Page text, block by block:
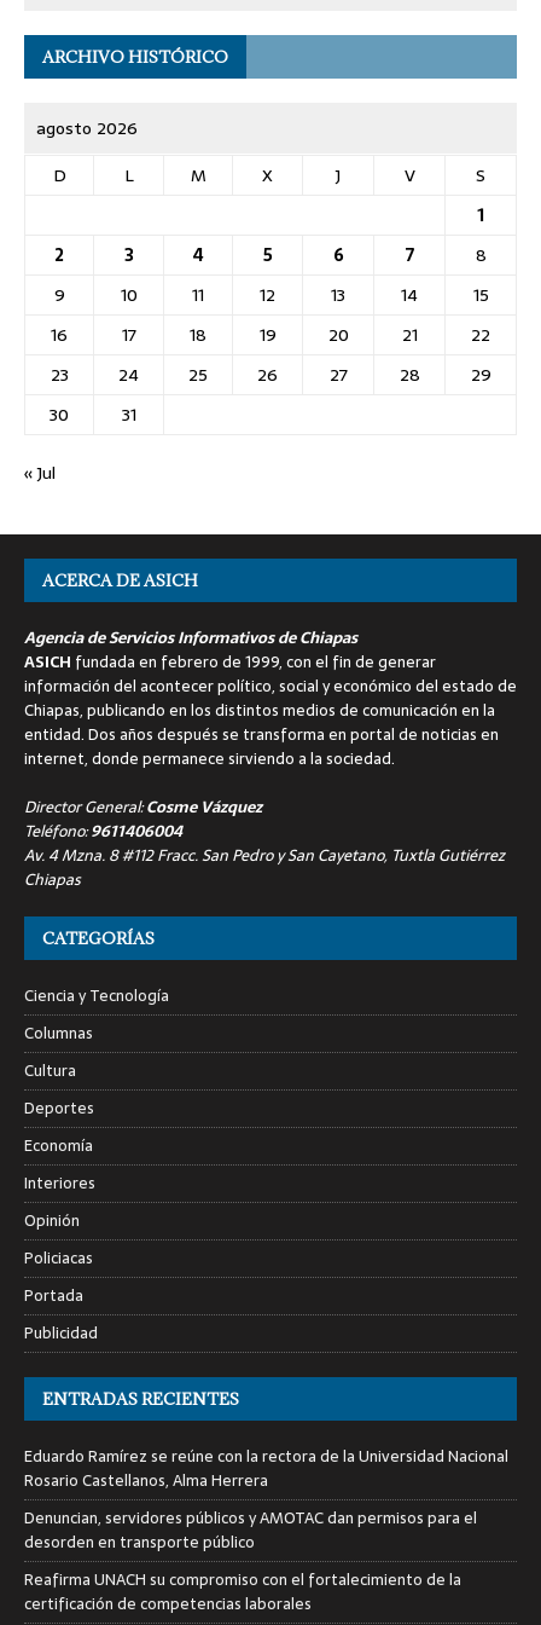
ARCHIVO HISTÓRICO
agosto 2026
D
L M X J V
S
1
2
3 4 5 6 7
8
9
10 11 12 13 14
15
16
17 18 19 20 21
22
23
24 25 26 27 28
29
30
31
« Jul
ACERCA DE ASICH
Agencia de Servicios Informativos de Chiapas
ASICH fundada en febrero de 1999, con el fin de generar
información del acontecer político, social y económico del estado de
Chiapas, publicando en los distintos medios de comunicación en la
entidad. Dos años después se transforma en portal de noticias en
internet, donde permanece sirviendo a la sociedad.
Director General:Cosme Vázquez
Teléfono:9611406004
Av. 4 Mzna. 8 #112 Fracc. San Pedro y San Cayetano, Tuxtla Gutiérrez
Chiapas
CATEGORÍAS
Ciencia y Tecnología
Columnas
Cultura
Deportes
Economía
Interiores
Opinión
Policiacas
Portada
Publicidad
ENTRADAS RECIENTES
Eduardo Ramírez se reúne con la rectora de la Universidad Nacional
Rosario Castellanos, Alma Herrera
Denuncian, servidores públicos y AMOTAC dan permisos para el
desorden en transporte público
Reafirma UNACH su compromiso con el fortalecimiento de la
certificación de competencias laborales